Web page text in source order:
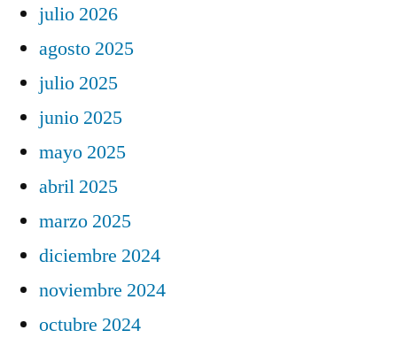
julio 2026
agosto 2025
julio 2025
junio 2025
mayo 2025
abril 2025
marzo 2025
diciembre 2024
noviembre 2024
octubre 2024